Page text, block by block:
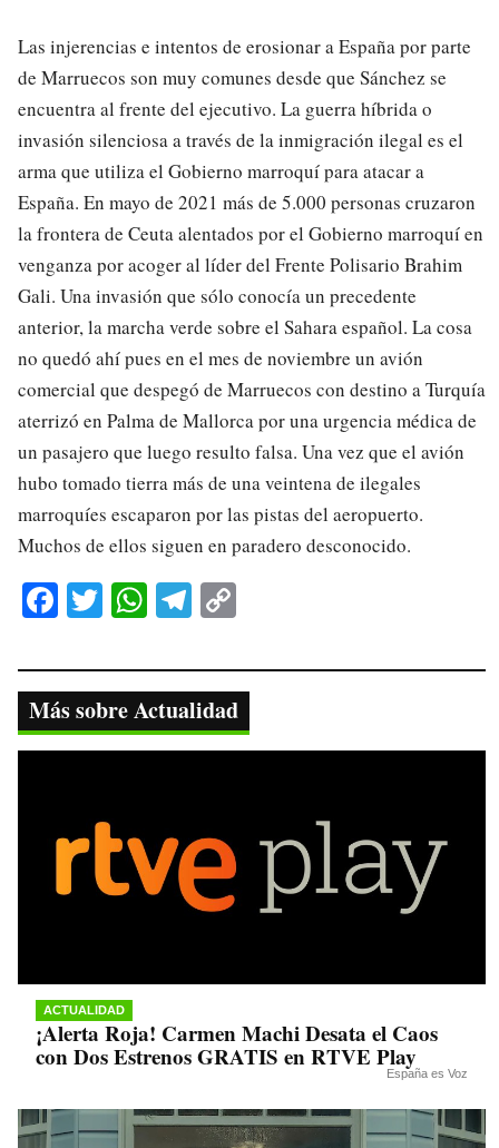
Las injerencias e intentos de erosionar a España por parte
de Marruecos son muy comunes desde que Sánchez se
encuentra al frente del ejecutivo. La guerra híbrida o
invasión silenciosa a través de la inmigración ilegal es el
arma que utiliza el Gobierno marroquí para atacar a
España. En mayo de 2021 más de 5.000 personas cruzaron
la frontera de Ceuta alentados por el Gobierno marroquí en
venganza por acoger al líder del Frente Polisario Brahim
Gali. Una invasión que sólo conocía un precedente
anterior, la marcha verde sobre el Sahara español. La cosa
no quedó ahí pues en el mes de noviembre un avión
comercial que despegó de Marruecos con destino a Turquía
aterrizó en Palma de Mallorca por una urgencia médica de
un pasajero que luego resulto falsa. Una vez que el avión
hubo tomado tierra más de una veintena de ilegales
marroquíes escaparon por las pistas del aeropuerto.
Muchos de ellos siguen en paradero desconocido.
Fa
bo
ok
T
tte
r
W
ts
A
pp
Te
gr
a
m
y
Li
nk
Más sobre Actualidad
ACTUALIDAD
¡Alerta Roja! Carmen Machi Desata el Caos
con Dos Estrenos GRATIS en RTVE Play
España es Voz